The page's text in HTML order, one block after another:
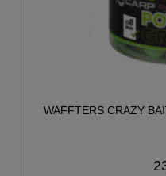
WAFFTERS CRAZY